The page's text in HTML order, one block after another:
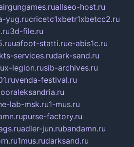
allseo-host.ru
yug.rucricetc1xbetr1xbetcc2.ru
3d-file.ru
uafoot-statti.rue-abis1c.ru
kts-services.rudark-sand.ru
x-legion.rusib-archives.ru
venda-festival.ru
lab-msk.ru1-mus.ru
purse-factory.ru
adler-jun.rubandamn.ru
1mus.rudarksand.ru